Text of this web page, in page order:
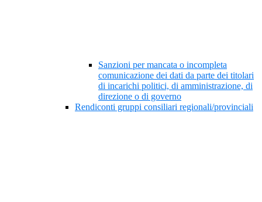
Sanzioni per mancata o incompleta
comunicazione dei dati da parte dei titolari
di incarichi politici, di amministrazione, di
direzione o di governo
Rendiconti gruppi consiliari regionali/provinciali